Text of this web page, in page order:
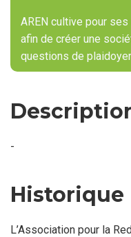
AREN cultive pour
afin de créer une
questions de
-
Historique
L’Association pour la